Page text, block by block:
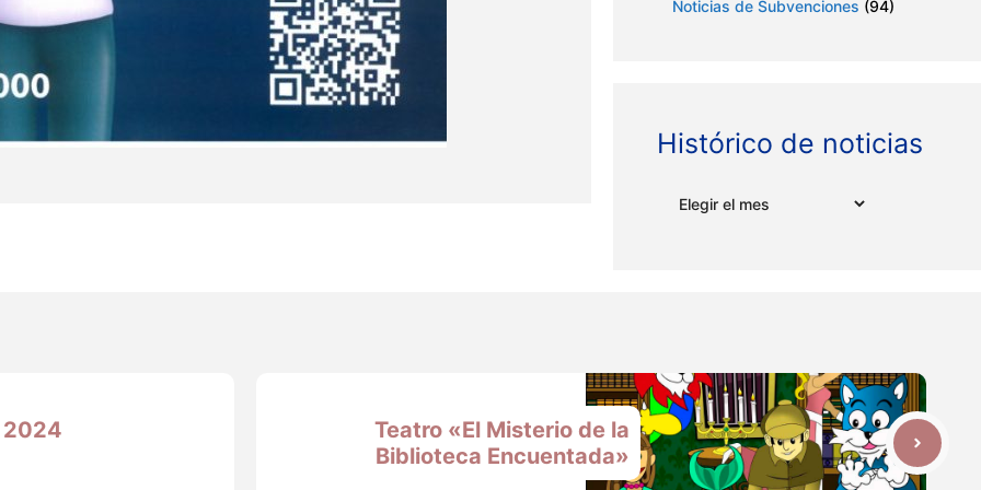
Noticias de Subvenciones (94)
Histórico de noticias
2024
Teatro «El Misterio de la
Biblioteca Encuentada»